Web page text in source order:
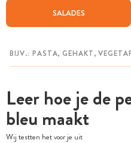
SALADES
Leer hoe je de
bleu maakt
Wij testten het voor je uit
CHAT MET MAIA
MIJN BEWAARDE RECEPTEN